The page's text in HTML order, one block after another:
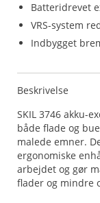
Batteridrevet
VRS-system
Indbygget
Beskrivelse
SKIL 3746 akku-
både flade og
malede emner.
ergonomiske
arbejdet og gør
flader og mindre